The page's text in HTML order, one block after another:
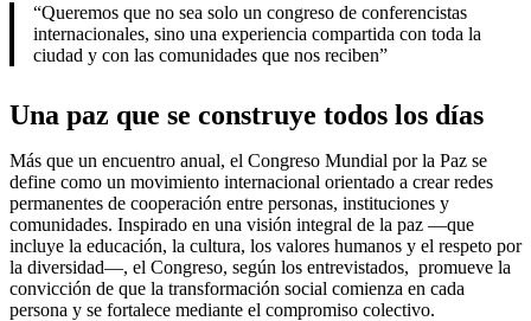
“Queremos que no sea solo un congreso de conferencistas
internacionales, sino una experiencia compartida con toda la
ciudad y con las comunidades que nos reciben”
Una paz que se construye todos los días
Más que un encuentro anual, el Congreso Mundial por la Paz se
define como un movimiento internacional orientado a crear redes
permanentes de cooperación entre personas, instituciones y
comunidades. Inspirado en una visión integral de la paz —que
incluye la educación, la cultura, los valores humanos y el respeto por
la diversidad—, el Congreso, según los entrevistados, promueve la
convicción de que la transformación social comienza en cada
persona y se fortalece mediante el compromiso colectivo.